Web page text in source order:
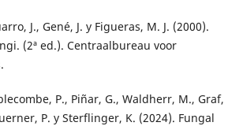
J., Gené, J. y Figueras, M. J. (2000).
(2ª ed.). Centraalbureau voor
P., Piñar, G., Waldherr, M., Graf,
P. y Sterflinger, K. (2024). Fungal